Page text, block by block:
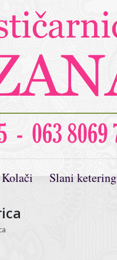
Kolači Slani ketering